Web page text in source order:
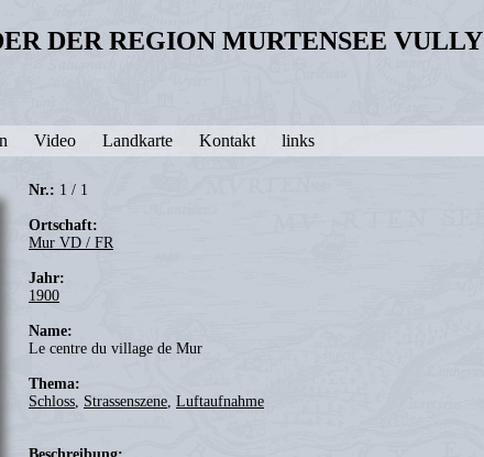
DER REGION MURTENSEE VULLY
Video Landkarte Kontakt links
Nr.: 1 / 1
Ortschaft:
Mur VD / FR
Jahr:
1900
Name:
Le centre du village de Mur
Thema:
Schloss, Strassenszene, Luftaufnahme